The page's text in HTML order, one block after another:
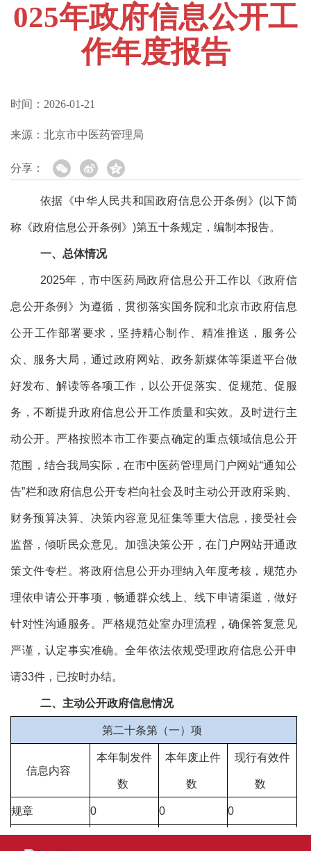
025年政府信息公开工
作年度报告
时间： 2026-01-21
来源： 北京市中医药管理局
分享：
依据《中华人民共和国政府信息公开条例》(以下简
称《政府信息公开条例》)第五十条规定，编制本报告。
一、总体情况
2025年，市中医药局政府信息公开工作以《政府信
息公开条例》为遵循，贯彻落实国务院和北京市政府信息
公开工作部署要求，坚持精心制作、精准推送，服务公
众、服务大局，通过政府网站、政务新媒体等渠道平台做
好发布、解读等各项工作，以公开促落实、促规范、促服
务，不断提升政府信息公开工作质量和实效。及时进行主
动公开。严格按照本市工作要点确定的重点领域信息公开
范围，结合我局实际，在市中医药管理局门户网站“通知公
告”栏和政府信息公开专栏向社会及时主动公开政府采购、
财务预算决算、决策内容意见征集等重大信息，接受社会
监督，倾听民众意见。加强决策公开，在门户网站开通政
策文件专栏。将政府信息公开办理纳入年度考核，规范办
理依申请公开事项，畅通群众线上、线下申请渠道，做好
针对性沟通服务。严格规范处室办理流程，确保答复意见
严谨，认定事实准确。全年依法依规受理政府信息公开申
请33件，已按时办结。
二、主动公开政府信息情况
第二十条第（一）项
信息内容
本年制发件
数
本年废止件
数
现行有效件
数
规章 0 0 0
行政规范性文